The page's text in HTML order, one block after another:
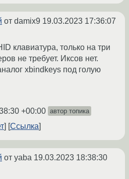
от damix9 19.03.2023 17:36:07
клавиатура, только на три
не требует. Иксов нет.
xbindkeys под голую
+00:00 автор топика
Ссылка
от yaba 19.03.2023 18:38:30